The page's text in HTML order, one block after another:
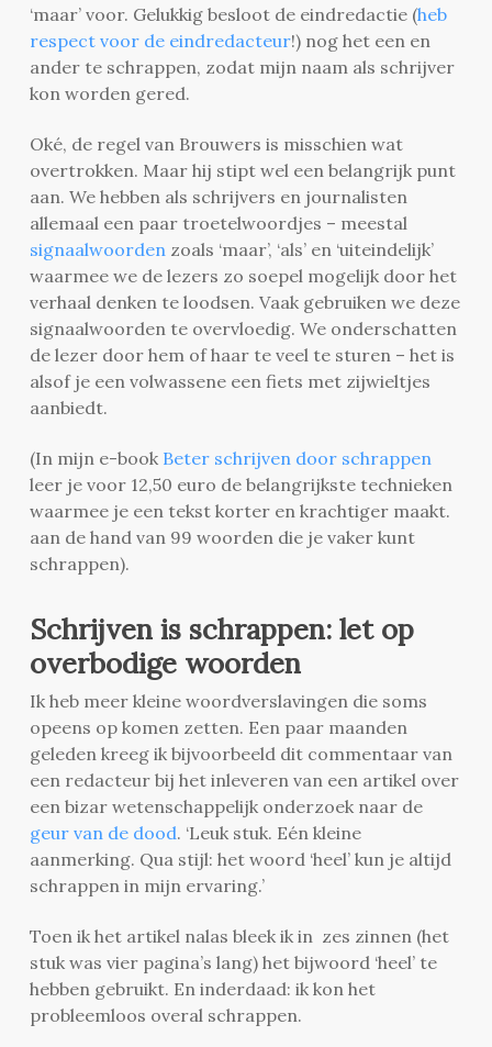
‘maar’ voor. Gelukkig besloot de eindredactie (heb
respect voor de eindredacteur!) nog het een en
ander te schrappen, zodat mijn naam als schrijver
kon worden gered.
Oké, de regel van Brouwers is misschien wat
overtrokken. Maar hij stipt wel een belangrijk punt
aan. We hebben als schrijvers en journalisten
allemaal een paar troetelwoordjes – meestal
signaalwoorden zoals ‘maar’, ‘als’ en ‘uiteindelijk’
waarmee we de lezers zo soepel mogelijk door het
verhaal denken te loodsen. Vaak gebruiken we deze
signaalwoorden te overvloedig. We onderschatten
de lezer door hem of haar te veel te sturen – het is
alsof je een volwassene een fiets met zijwieltjes
aanbiedt.
(In mijn e-book Beter schrijven door schrappen
leer je voor 12,50 euro de belangrijkste technieken
waarmee je een tekst korter en krachtiger maakt.
aan de hand van 99 woorden die je vaker kunt
schrappen).
Schrijven is schrappen: let op
overbodige woorden
Ik heb meer kleine woordverslavingen die soms
opeens op komen zetten. Een paar maanden
geleden kreeg ik bijvoorbeeld dit commentaar van
een redacteur bij het inleveren van een artikel over
een bizar wetenschappelijk onderzoek naar de
geur van de dood. ‘Leuk stuk. Eén kleine
aanmerking. Qua stijl: het woord ‘heel’ kun je altijd
schrappen in mijn ervaring.’
Toen ik het artikel nalas bleek ik in zes zinnen (het
stuk was vier pagina’s lang) het bijwoord ‘heel’ te
hebben gebruikt. En inderdaad: ik kon het
probleemloos overal schrappen.